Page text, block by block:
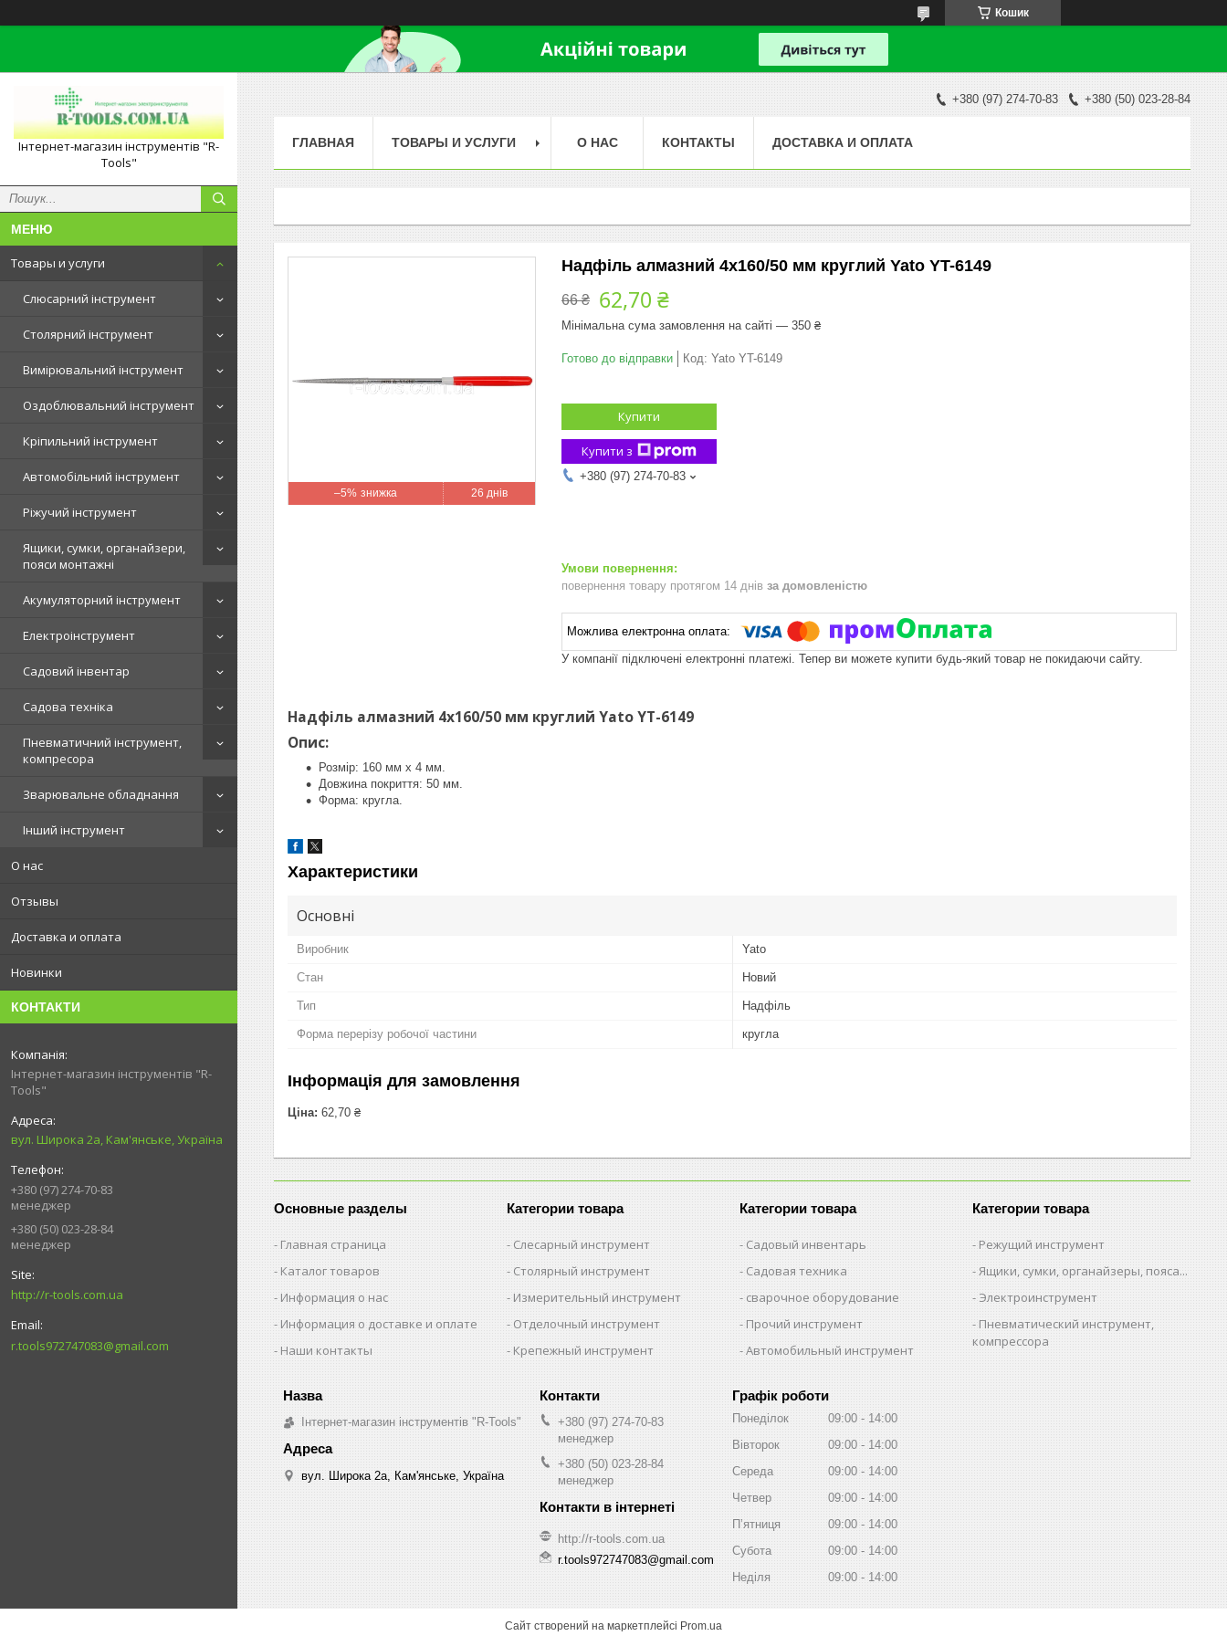
Кошик
Інтернет-магазин інструментів "R-
Tools"
Товары и услуги
Слюсарний інструмент
Столярний інструмент
Вимірювальний інструмент
Оздоблювальний інструмент
Кріпильний інструмент
Автомобільний інструмент
Ріжучий інструмент
Ящики, сумки, органайзери,
пояси монтажні
Акумуляторний інструмент
Електроінструмент
Садовий інвентар
Садова техніка
Пневматичний інструмент,
компресора
Зварювальне обладнання
Інший інструмент
О нас
Отзывы
Доставка и оплата
Новинки
КОНТАКТИ
Інтернет-магазин інструментів "R-
Tools"
вул. Широка 2а, Кам'янське, Україна
+380 (97) 274-70-83
менеджер
+380 (50) 023-28-84
менеджер
http://r-tools.com.ua
r.tools972747083@gmail.com
+380 (97) 274-70-83 +380 (50) 023-28-84
ГЛАВНАЯ ТОВАРЫ И УСЛУГИ О НАС КОНТАКТЫ ДОСТАВКА И ОПЛАТА
–5% 26 днів
Надфіль алмазний 4х160/50 мм круглий Yato YT-6149
66 ₴ 62,70 ₴
Мінімальна сума замовлення на сайті — 350 ₴
Готово до відправки Код: Yato YT-6149
Купити
Купити з
+380 (97) 274-70-83
повернення товару протягом 14 днів за домовленістю
У компанії підключені електронні платежі. Тепер ви можете купити будь-який товар не покидаючи сайту.
Надфіль алмазний 4х160/50 мм круглий Yato YT-6149
Опис:
Розмір: 160 мм х 4 мм.
Довжина покриття: 50 мм.
Форма: кругла.
Характеристики
Основні
Виробник Yato
Стан Новий
Тип Надфіль
Форма перерізу робочої частини кругла
Інформація для замовлення
Ціна: 62,70 ₴
Основные разделы
Главная страница
Каталог товаров
Информация о нас
Информация о доставке и оплате
Наши контакты
Категории товара
Слесарный инструмент
Столярный инструмент
Измерительный инструмент
Отделочный инструмент
Крепежный инструмент
Категории товара
Садовый инвентарь
Садовая техника
сварочное оборудование
Прочий инструмент
Автомобильный инструмент
Категории товара
Режущий инструмент
Ящики, сумки, органайзеры, пояса...
Электроинструмент
Пневматический инструмент,
компрессора
Інтернет-магазин інструментів "R-Tools"
вул. Широка 2а, Кам'янське, Україна
+380 (97) 274-70-83
менеджер
+380 (50) 023-28-84
менеджер
http://r-tools.com.ua
r.tools972747083@gmail.com
Графік роботи
Понеділок 09:00
14:00
Вівторок
09:00
14:00
Середа
09:00
14:00
Четвер
09:00
14:00
Пʼятниця
09:00
14:00
Субота
09:00
14:00
Неділя
09:00 14:00
Сайт створений на маркетплейсі Prom.ua